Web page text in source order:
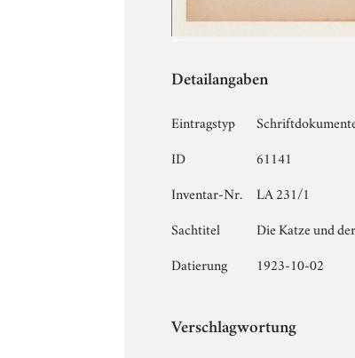
Detailangaben
Eintragstyp
ID
61141
Inventar-Nr.
LA 231/1
Sachtitel
Die Katze und
Datierung
1923-10-02
Verschlagwortung